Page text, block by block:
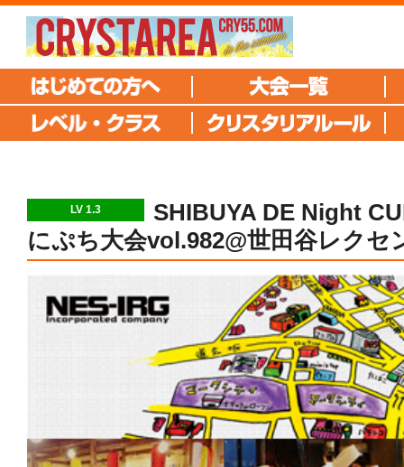
LV 1.3
SHIBUYA DE Night
にぷち大会vol.982@世田谷レクセ